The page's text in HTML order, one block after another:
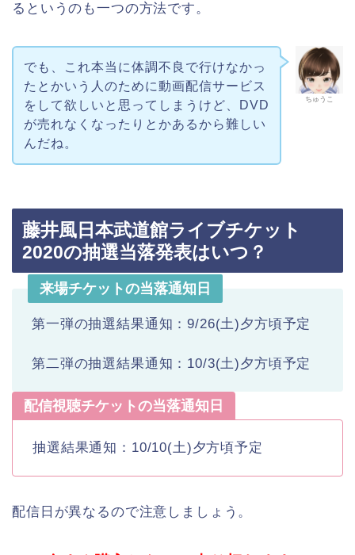
るというのも一つの方法です。
ちゅうこ
でも、これ本当に体調不良で行けなかっ
たとかいう人のために動画配信サービス
をして欲しいと思ってしまうけど、DVD
が売れなくなったりとかあるから難しい
んだね。
藤井風日本武道館ライブチケット
2020の抽選当落発表はいつ？
来場チケットの当落通知日
第一弾の抽選結果通知：9/26(土)夕方頃予定
第二弾の抽選結果通知：10/3(土)夕方頃予定
配信視聴チケットの当落通知日
抽選結果通知：10/10(土)夕方頃予定
配信日が異なるので注意しましょう。